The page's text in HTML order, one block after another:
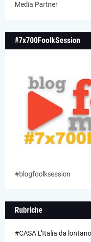
Media Partner
#7x700FoolkSession
#blogfoolksession
Rubriche
#CASA L’Italia da lontano